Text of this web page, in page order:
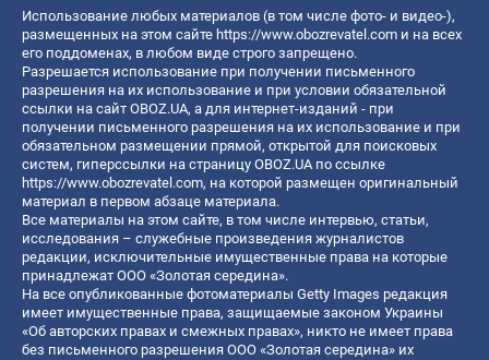
Использование любых материалов (в том числе фото- и видео-),
размещенных на этом сайте https://www.obozrevatel.com и на всех
его поддоменах, в любом виде строго запрещено.
Разрешается использование при получении письменного
разрешения на их использование и при условии обязательной
ссылки на сайт OBOZ.UA, а для интернет-изданий - при
получении письменного разрешения на их использование и при
обязательном размещении прямой, открытой для поисковых
систем, гиперссылки на страницу OBOZ.UA по ссылке
https://www.obozrevatel.com, на которой размещен оригинальный
материал в первом абзаце материала.
Все материалы на этом сайте, в том числе интервью, статьи,
исследования – служебные произведения журналистов
редакции, исключительные имущественные права на которые
принадлежат ООО «Золотая середина».
На все опубликованные фотоматериалы Getty Images редакция
имеет имущественные права, защищаемые законом Украины
«Об авторских правах и смежных правах», никто не имеет права
без письменного разрешения ООО «Золотая середина» их